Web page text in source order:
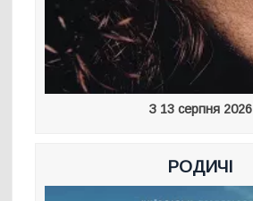
З 13 серпня 2026
РОДИЧІ